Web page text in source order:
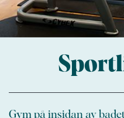
Gym på insidan av